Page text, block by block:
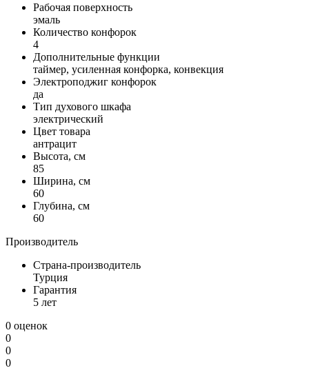
Рабочая поверхность
эмаль
Количество конфорок
4
Дополнительные функции
таймер, усиленная конфорка, конвекция
Электроподжиг конфорок
да
Тип духового шкафа
электрический
Цвет товара
антрацит
Высота, см
85
Ширина, см
60
Глубина, см
60
Производитель
Страна-производитель
Турция
Гарантия
5 лет
0 оценок
0
0
0